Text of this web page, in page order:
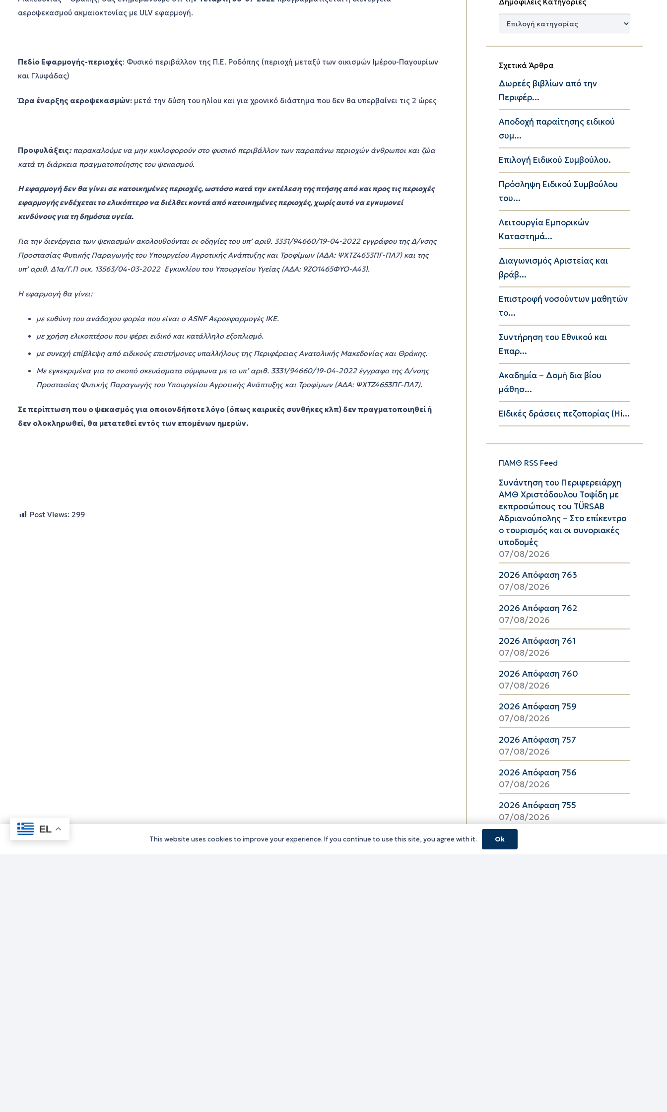
αεροψεκασμού ακμαιοκτονίας με ULV εφαρμογή.
Πεδίο Εφαρμογής-περιοχές: Φυσικό περιβάλλον της Π.Ε. Ροδόπης (περιοχή μεταξύ των οικισμών Ιμέρου-Παγουρίων
και Γλυφάδας)
Ώρα έναρξης αεροψεκασμών: μετά την δύση του ηλίου και για χρονικό διάστημα που δεν θα υπερβαίνει τις 2 ώρες
Προφυλάξεις:παρακαλούμε να μην κυκλοφορούν στο φυσικό περιβάλλον των παραπάνω περιοχών άνθρωποι και ζώα
κατά τη διάρκεια πραγματοποίησης του ψεκασμού.
Η εφαρμογή δεν θα γίνει σε κατοικημένες περιοχές, ωστόσο κατά την εκτέλεση της πτήσης από και προς τις περιοχές
εφαρμογής ενδέχεται το ελικόπτερο να διέλθει κοντά από κατοικημένες περιοχές, χωρίς αυτό να εγκυμονεί
κινδύνους για τη δημόσια υγεία.
Για την διενέργεια των ψεκασμών ακολουθούνται οι οδηγίες του υπ’ αριθ. 3331/94660/19-04-2022 εγγράφου της Δ/νσης
Προστασίας Φυτικής Παραγωγής του Υπουργείου Αγροτικής Ανάπτυξης και Τροφίμων (ΑΔΑ: ΨΧΤΖ4653ΠΓ-ΠΛ7) και της
υπ’ αριθ. Δ1α/Γ.Π οικ. 13563/04-03-2022 Εγκυκλίου του Υπουργείου Υγείας (ΑΔΑ: 9ΖΟ1465ΦΥΟ-Α43).
Η εφαρμογή θα γίνει:
με ευθύνη του ανάδοχου φορέαπου είναι o ASNF Αεροεφαρμογές ΙΚΕ.
με χρήση ελικοπτέρουπου φέρει ειδικό και κατάλληλο εξοπλισμό.
με συνεχή επίβλεψη από ειδικούς επιστήμονες υπαλλήλουςτης Περιφέρειας Ανατολικής Μακεδονίας και Θράκης.
Με εγκεκριμένα για το σκοπό σκευάσματασύμφωνα με το υπ’ αριθ. 3331/94660/19-04-2022 έγγραφο της Δ/νσης
Προστασίας Φυτικής Παραγωγής του Υπουργείου Αγροτικής Ανάπτυξης και Τροφίμων (ΑΔΑ: ΨΧΤΖ4653ΠΓ-ΠΛ7).
Σε περίπτωση που ο ψεκασμός για οποιονδήποτε λόγο (όπως καιρικές συνθήκες κλπ) δεν πραγματοποιηθεί ή
δεν ολοκληρωθεί, θα μετατεθεί εντός των επομένων ημερών.
Post Views: 299
Δημοφιλείς
Σχετικά Άρθρα
Δωρεές βιβλίων από την
Περιφέρ...
Αποδοχή παραίτησης ειδικού
συμ...
Επιλογή Ειδικού Συμβούλου.
Πρόσληψη Ειδικού Συμβούλου
του...
Λειτουργία Εμπορικών
Καταστημά...
Διαγωνισμός Αριστείας και
βράβ...
Επιστροφή νοσούντων μαθητών
το...
Συντήρηση του Εθνικού και
Επαρ...
Ακαδημία – Δομή δια βίου
μάθησ...
ΕΙδικές δράσεις πεζοπορίας (Hi...
ΠΑΜΘ RSS Feed
Συνάντηση του Περιφερειάρχη
ΑΜΘ Χριστόδουλου Τοψίδη με
εκπροσώπους του TÜRSAB
Αδριανούπολης – Στο επίκεντρο
ο τουρισμός και οι συνοριακές
υποδομές
07/08/2026
2026 Απόφαση 763
07/08/2026
2026 Απόφαση 762
07/08/2026
2026 Απόφαση 761
07/08/2026
2026 Απόφαση 760
07/08/2026
2026 Απόφαση 759
07/08/2026
2026 Απόφαση 757
07/08/2026
2026 Απόφαση 756
07/08/2026
2026 Απόφαση 755
07/08/2026
2026 Απόφαση 754
07/08/2026
EL
This website uses cookies to improve your experience. If you continue to use this site, you agree with it. Ok